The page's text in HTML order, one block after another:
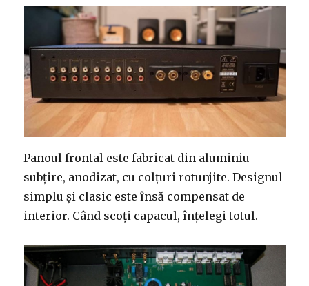
Panoul frontal este fabricat din aluminiu
subțire, anodizat, cu colțuri rotunjite. Designul
simplu și clasic este însă compensat de
interior. Când scoți capacul, înțelegi totul.